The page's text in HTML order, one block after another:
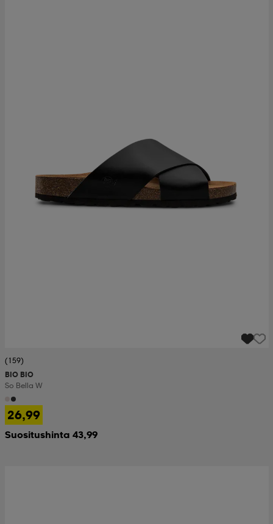
(159)
BIO BIO
So Bella W
26,99
Suositushinta 43,99